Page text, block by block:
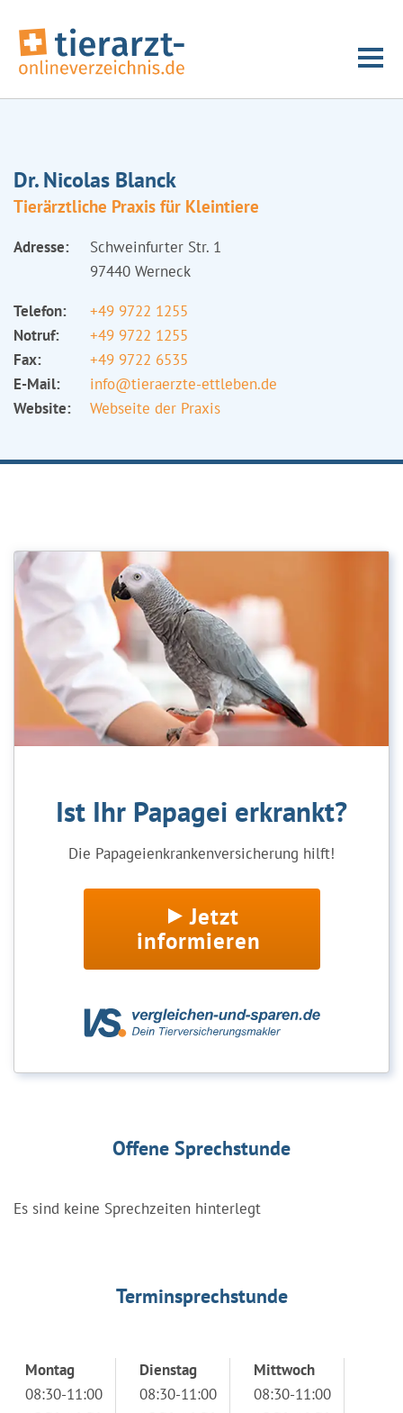
Dr. Nicolas Blanck
Tierärztliche Praxis für Kleintiere
Adresse:
Schweinfurter Str. 1
97440 Werneck
Telefon:
+49 9722 1255
Notruf:
+49 9722 1255
Fax:
+49 9722 6535
E-Mail:
info@tieraerzte-ettleben.de
Website:
Webseite der Praxis
Ist Ihr Papagei erkrankt?
Die Papageienkrankenversicherung hilft!
Jetzt
informieren
Offene Sprechstunde
Es sind keine Sprechzeiten hinterlegt
Terminsprechstunde
Montag
08:30-11:00
Dienstag
08:30-11:00
Mittwoch
08:30-11:00